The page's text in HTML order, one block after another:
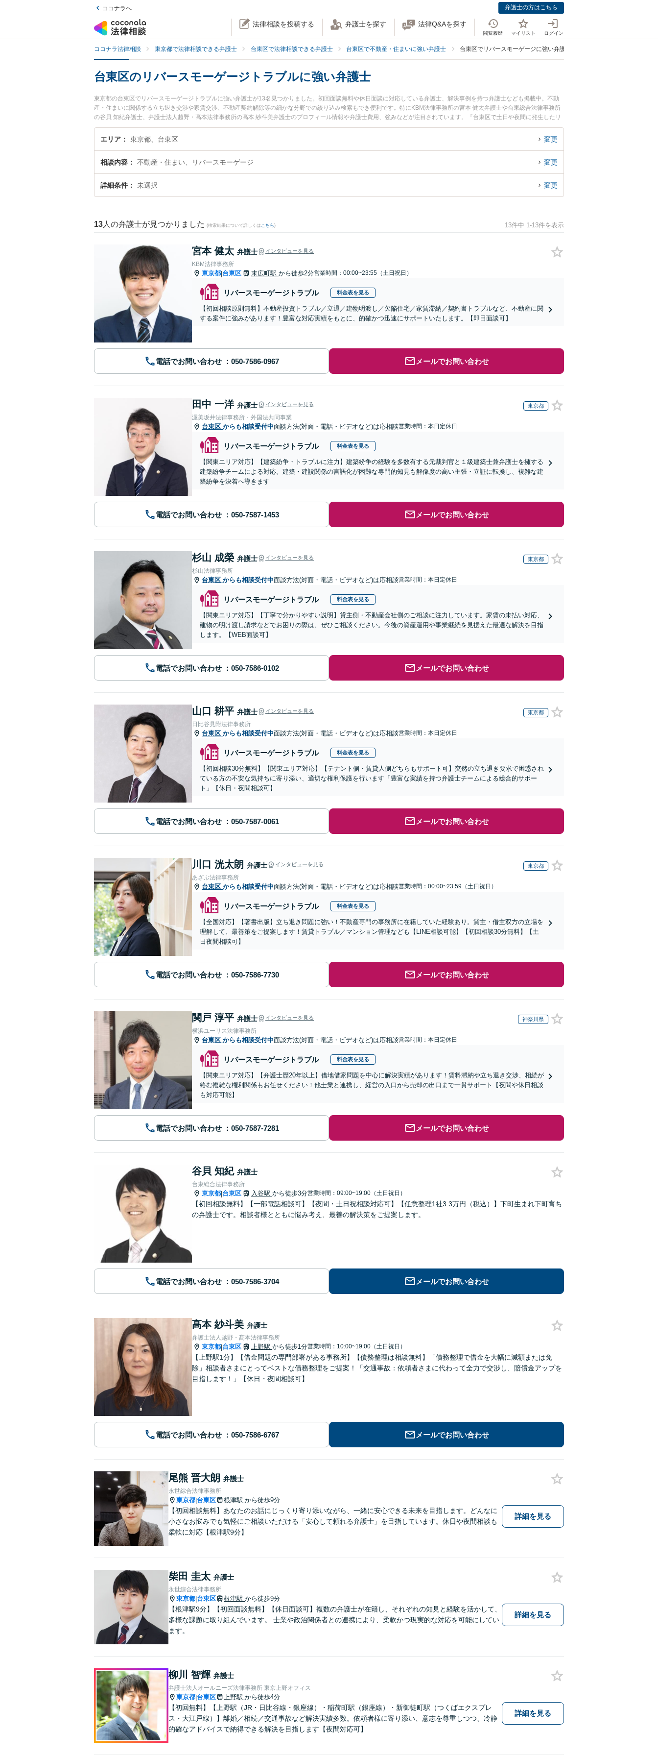
ココナラへ 弁護士の方はこちら
法律相談を投稿する 弁護士を探す 法律Q&Aを探す
閲覧履歴 マイリスト ログイン
ココナラ法律相談 東京都で法律相談できる弁護士 台東区で法律相談できる弁護士 台東区で不動産・住まいに強い弁護士 台東区でリバースモーゲージに強い弁護士
台東区のリバースモーゲージトラブルに強い弁護士
東京都の台東区でリバースモーゲージトラブルに強い弁護士が13名見つかりました。初回面談無料や休日面談に対応している弁護士、解決事例を持つ弁護士なども掲載中。不動
産・住まいに関係する立ち退き交渉や家賃交渉、不動産契約解除等の細かな分野での絞り込み検索もでき便利です。特にKBM法律事務所の宮本 健太弁護士や台東総合法律事務所
の谷貝 知紀弁護士、弁護士法人越野・髙本法律事務所の髙本 紗斗美弁護士のプロフィール情報や弁護士費用、強みなどが注目されています。『台東区で土日や夜間に発生したリ
バースモーゲージトラブルのトラブルを今すぐに弁護士に相談したい』『リバースモーゲージトラブルのトラブル解決の実績豊富な近くの弁護士を検索したい』『初回相談無料で
リバースモーゲージトラブルを法律相談できる台東区内の弁護士に相談予約したい』などでお困りの相談者さんにおすすめです。
エリア 東京都、台東区 変更
相談内容 不動産・住まい、リバースモーゲージ 変更
詳細条件 未選択 変更
13 人の弁護士が見つかりました (検索結果について詳しくは こちら) 13件中 1-13件を表示
宮本 健太 弁護士 インタビューを見る
KBM法律事務所
東京都|台東区 末広町駅 から徒歩2分営業時間：00:00~23:55（土日祝日）
リバースモーゲージトラブル 料金表を見る
【初回相談原則無料】不動産投資トラブル／立退／建物明渡し／欠陥住宅／家賃滞納／契約書トラブルなど、不動産に関
する案件に強みがあります！豊富な対応実績をもとに、的確かつ迅速にサポートいたします。【即日面談可】
電話でお問い合わせ メールでお問い合わせ
田中 一洋 弁護士 インタビューを見る 東京都
渥美坂井法律事務所・外国法共同事業
台東区 からも相談受付中面談方法(対面・電話・ビデオなど)は応相談営業時間：本日定休日
リバースモーゲージトラブル 料金表を見る
【関東エリア対応】【建築紛争・トラブルに注力】建築紛争の経験を多数有する元裁判官と１級建築士兼弁護士を擁する
建築紛争チームによる対応。建築・建設関係の言語化が困難な専門的知見も解像度の高い主張・立証に転換し、複雑な建
築紛争を決着へ導きます
電話でお問い合わせ メールでお問い合わせ
杉山 成榮 弁護士 インタビューを見る 東京都
杉山法律事務所
台東区 からも相談受付中面談方法(対面・電話・ビデオなど)は応相談営業時間：本日定休日
リバースモーゲージトラブル 料金表を見る
【関東エリア対応】【丁寧で分かりやすい説明】貸主側・不動産会社側のご相談に注力しています。家賃の未払い対応、
建物の明け渡し請求などでお困りの際は、ぜひご相談ください。今後の資産運用や事業継続を見据えた最適な解決を目指
します。【WEB面談可】
電話でお問い合わせ メールでお問い合わせ
山口 耕平 弁護士 インタビューを見る 東京都
日比谷見附法律事務所
台東区 からも相談受付中面談方法(対面・電話・ビデオなど)は応相談営業時間：本日定休日
リバースモーゲージトラブル 料金表を見る
【初回相談30分無料】【関東エリア対応】【テナント側・賃貸人側どちらもサポート可】突然の立ち退き要求で困惑され
ている方の不安な気持ちに寄り添い、適切な権利保護を行います「豊富な実績を持つ弁護士チームによる総合的サポー
ト」【休日・夜間相談可】
電話でお問い合わせ メールでお問い合わせ
川口 洸太朗 弁護士 インタビューを見る 東京都
あざぶ法律事務所
台東区 からも相談受付中面談方法(対面・電話・ビデオなど)は応相談営業時間：00:00~23:59（土日祝日）
リバースモーゲージトラブル 料金表を見る
【全国対応】【著書出版】立ち退き問題に強い！不動産専門の事務所に在籍していた経験あり。貸主・借主双方の立場を
理解して、最善策をご提案します！賃貸トラブル／マンション管理なども【LINE相談可能】【初回相談30分無料】【土
日夜間相談可】
電話でお問い合わせ メールでお問い合わせ
関戸 淳平 弁護士 インタビューを見る 神奈川県
横浜ユーリス法律事務所
台東区 からも相談受付中面談方法(対面・電話・ビデオなど)は応相談営業時間：本日定休日
リバースモーゲージトラブル 料金表を見る
【関東エリア対応】【弁護士歴20年以上】借地借家問題を中心に解決実績があります！賃料滞納や立ち退き交渉、相続が
絡む複雑な権利関係もお任せください！他士業と連携し、経営の入口から売却の出口まで一貫サポート【夜間や休日相談
も対応可能】
電話でお問い合わせ メールでお問い合わせ
谷貝 知紀 弁護士
台東総合法律事務所
東京都|台東区 入谷駅 から徒歩3分営業時間：09:00~19:00（土日祝日）
【初回相談無料】【一部電話相談可】【夜間・土日祝相談対応可】【任意整理1社3.3万円（税込）】下町生まれ下町育ち
の弁護士です。相談者様とともに悩み考え、最善の解決策をご提案します。
電話でお問い合わせ メールでお問い合わせ
髙本 紗斗美 弁護士
弁護士法人越野・髙本法律事務所
東京都|台東区 上野駅 から徒歩1分営業時間：10:00~19:00（土日祝日）
【上野駅1分】【借金問題の専門部署がある事務所】【債務整理は相談無料】「債務整理で借金を大幅に減額または免
除」相談者さまにとってベストな債務整理をご提案！「交通事故：依頼者さまに代わって全力で交渉し、賠償金アップを
目指します！」【休日・夜間相談可】
電話でお問い合わせ メールでお問い合わせ
尾熊 晋大朗 弁護士
永世綜合法律事務所
東京都|台東区 根津駅 から徒歩9分
【初回相談無料】あなたのお話にじっくり寄り添いながら、一緒に安心できる未来を目指します。どんなに
小さなお悩みでも気軽にご相談いただける「安心して頼れる弁護士」を目指しています。休日や夜間相談も
柔軟に対応【根津駅9分】
詳細を見る
柴田 圭太 弁護士
永世綜合法律事務所
東京都|台東区 根津駅 から徒歩9分
【根津駅9分】【初回面談無料】【休日面談可】複数の弁護士が在籍し、それぞれの知見と経験を活かして、
多様な課題に取り組んでいます。 士業や政治関係者との連携により、柔軟かつ現実的な対応を可能にしてい
ます。
詳細を見る
柳川 智輝 弁護士
弁護士法人オールニーズ法律事務所 東京上野オフィス
東京都|台東区 上野駅 から徒歩4分
【初回無料】【上野駅（JR・日比谷線・銀座線）・稲荷町駅（銀座線）・新御徒町駅（つくばエクスプレ
ス・大江戸線）】離婚／相続／交通事故など解決実績多数。依頼者様に寄り添い、意志を尊重しつつ、冷静
的確なアドバイスで納得できる解決を目指します【夜間対応可】
詳細を見る